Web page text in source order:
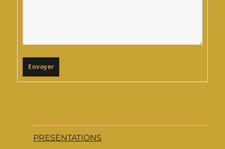
Envoyer
PRESENTATIONS